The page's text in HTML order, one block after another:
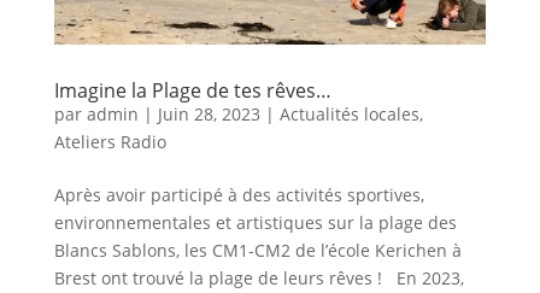
Imagine la Plage de tes rêves…
par admin | Juin 28, 2023 | Actualités locales,
Ateliers Radio
Après avoir participé à des activités sportives,
environnementales et artistiques sur la plage des
Blancs Sablons, les CM1-CM2 de l’école Kerichen à
Brest ont trouvé la plage de leurs rêves ! En 2023,